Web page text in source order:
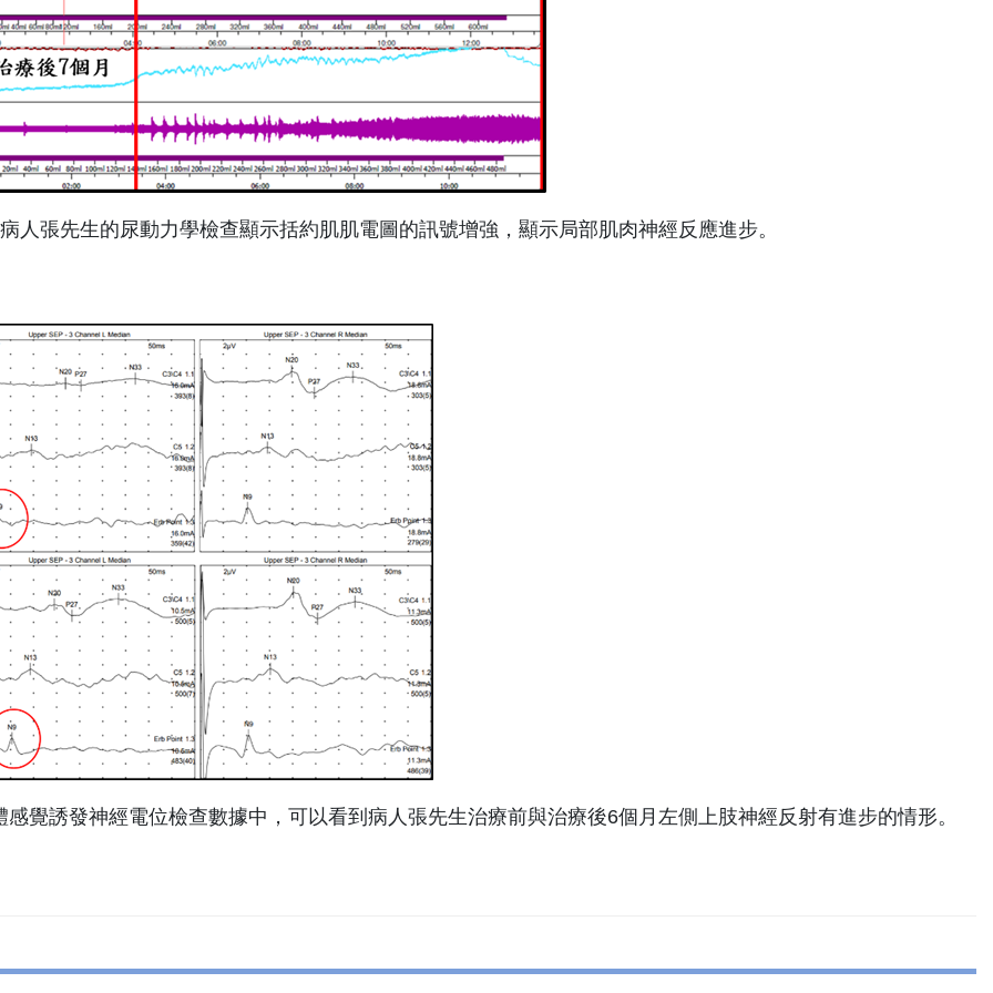
人張先生的尿動力學檢查顯示括約肌肌電圖的訊號增強，顯示局部肌肉神經反應進步。
感覺誘發神經電位檢查數據中，可以看到病人張先生治療前與治療後6個月左側上肢神經反射有進步的情形。